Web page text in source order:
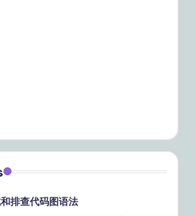
排查代码图语法